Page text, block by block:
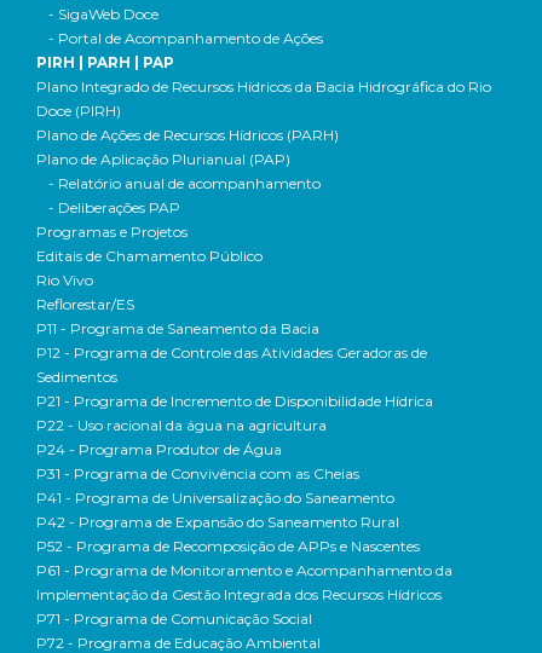
- SigaWeb Doce
- Portal de Acompanhamento de Ações
PIRH | PARH | PAP
Plano Integrado de Recursos Hídricos da Bacia Hidrográfica do Rio
Doce (PIRH)
Plano de Ações de Recursos Hídricos (PARH)
Plano de Aplicação Plurianual (PAP)
- Relatório anual de acompanhamento
- Deliberações PAP
Programas e Projetos
Editais de Chamamento Público
Rio Vivo
Reflorestar/ES
P11 - Programa de Saneamento da Bacia
P12 - Programa de Controle das Atividades Geradoras de
Sedimentos
P21 - Programa de Incremento de Disponibilidade Hídrica
P22 - Uso racional da água na agricultura
P24 - Programa Produtor de Água
P31 - Programa de Convivência com as Cheias
P41 - Programa de Universalização do Saneamento
P42 - Programa de Expansão do Saneamento Rural
P52 - Programa de Recomposição de APPs e Nascentes
P61 - Programa de Monitoramento e Acompanhamento da
Implementação da Gestão Integrada dos Recursos Hídricos
P71 - Programa de Comunicação Social
P72 - Programa de Educação Ambiental